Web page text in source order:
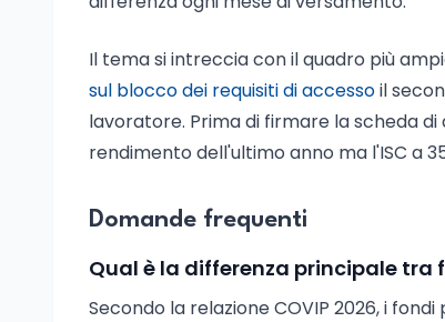
Il tema si intreccia con il quadro più
sul blocco dei requisiti di accessoil
lavoratore. Prima di firmare la scheda
rendimento dell'ultimo anno ma l'ISC a
Domande frequenti
Qual è la differenza principale
Secondo la relazione COVIP 2026, i